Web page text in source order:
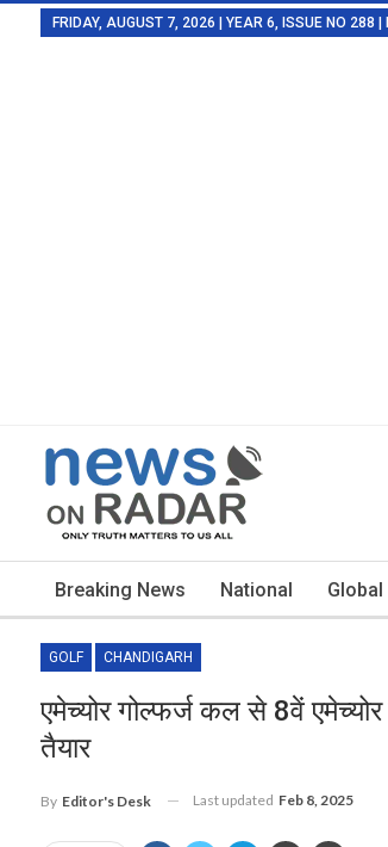
FRIDAY, AUGUST 7, 2026 | YEAR 6, ISSUE NO 288
Breaking News National Global
GOLF CHANDIGARH
एमेच्योर गोल्फर्ज कल से 8वें
तैयार
By Editor's Desk Last updated Feb 8, 2025